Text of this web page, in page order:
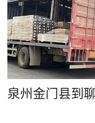
泉州金门县到